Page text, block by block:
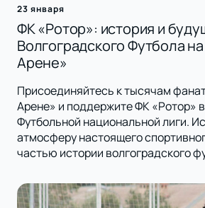
23 января
ФК «Ротор»: история и
Волгоградского Футбола
Арене»
Присоединяйтесь к тысячам
Арене» и поддержите ФК «Ротор»
Футбольной национальной лиги.
атмосферу настоящего
частью истории волгоградского